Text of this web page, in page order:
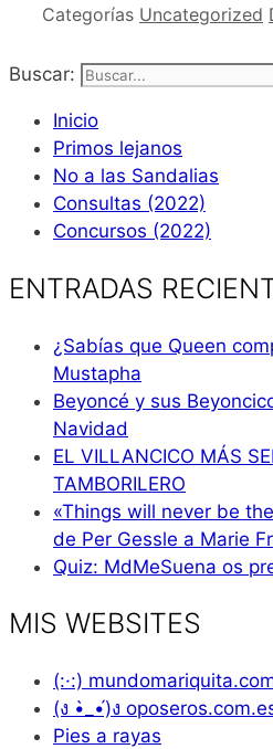
Categorías Uncategorized
Buscar:
Inicio
Primos lejanos
No a las Sandalias
Consultas (2022)
Concursos (2022)
ENTRADAS
¿Sabías que Queen
Mustapha
Beyoncé y sus
Navidad
EL VILLANCICO MÁS
TAMBORILERO
«Things will never be
de Per Gessle a Marie
Quiz: MdMeSuena os
MIS WEBSITES
(:·:)
(ง •̀_•́)ง
Pies a rayas